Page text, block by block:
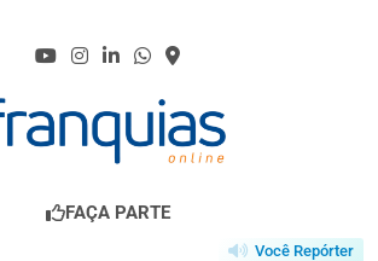
FAÇA PARTE
Você Repórter